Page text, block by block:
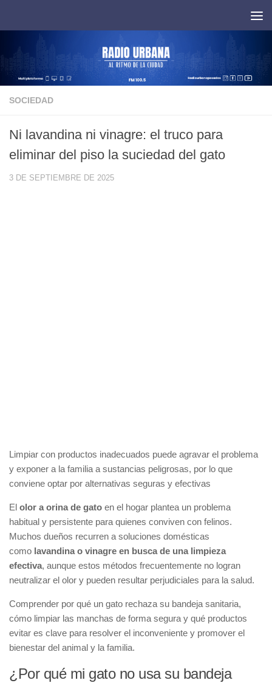
SOCIEDAD
Ni lavandina ni vinagre: el truco para
eliminar del piso la suciedad del gato
3 DE SEPTIEMBRE DE 2025
Limpiar con productos inadecuados puede agravar el problema
y exponer a la familia a sustancias peligrosas, por lo que
conviene optar por alternativas seguras y efectivas
El olor a orina de gato en el hogar plantea un problema
habitual y persistente para quienes conviven con felinos.
Muchos dueños recurren a soluciones domésticas
como lavandina o vinagre en busca de una limpieza
efectiva, aunque estos métodos frecuentemente no logran
neutralizar el olor y pueden resultar perjudiciales para la salud.
Comprender por qué un gato rechaza su bandeja sanitaria,
cómo limpiar las manchas de forma segura y qué productos
evitar es clave para resolver el inconveniente y promover el
bienestar del animal y la familia.
¿Por qué mi gato no usa su bandeja